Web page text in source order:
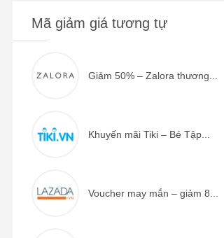
Mã giảm giá tương tự
Giảm 50% – Zalora thương...
Khuyến mãi Tiki – Bé Tập...
Voucher may mắn – giảm 8...